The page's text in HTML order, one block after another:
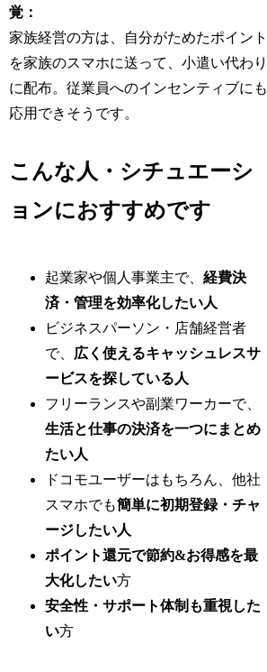
覚：
家族経営の方は、自分がためたポイント
を家族のスマホに送って、小遣い代わり
に配布。従業員へのインセンティブにも
応用できそうです。
こんな人・シチュエーシ
ョンにおすすめです
起業家や個人事業主で、経費決
済・管理を効率化したい人
ビジネスパーソン・店舗経営者
で、 広く使えるキャッシュレスサ
ービスを探している人
フリーランスや副業ワーカーで、
生活と仕事の決済を一つにまとめ
たい人
ドコモユーザーはもちろん、他社
スマホでも簡単に初期登録・チャ
ージしたい人
ポイント還元で節約&お得感を最
大化したい方
安全性・サポート体制も重視した
い方